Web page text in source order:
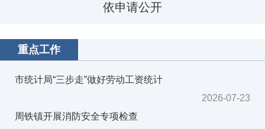
依申请公开
重点工作
市统计局“三步走”做好劳动工资统计
2026-07-23
周铁镇开展消防安全专项检查